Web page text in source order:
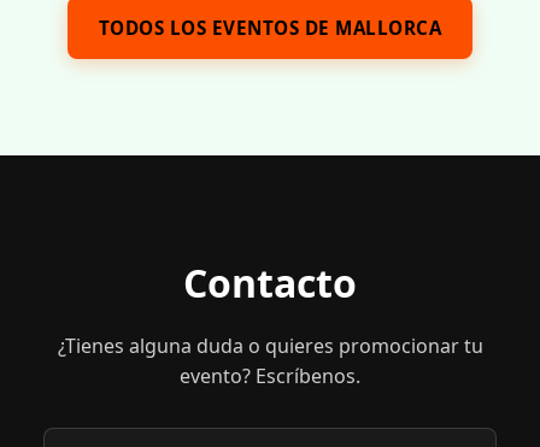
TODOS LOS EVENTOS DE MALLORCA
Contacto
¿Tienes alguna duda o quieres promocionar tu
evento? Escríbenos.